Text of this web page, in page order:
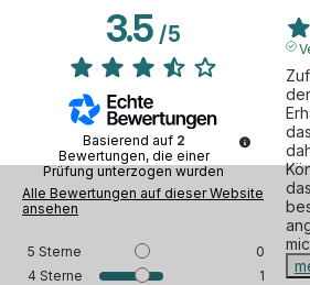
3.5/5
Basierend auf 2
Bewertungen, die einer
Prüfung unterzogen wurden
Alle Bewertungen auf dieser Website
ansehen
5 Sterne
0
4 Sterne
1